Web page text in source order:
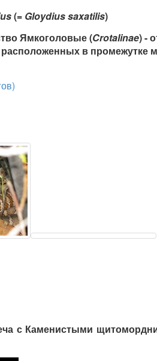
(= Gloydius saxatilis)
Ямкоголовые (Crotalinae) -
в промежутке
с Каменистыми